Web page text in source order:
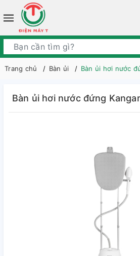
Trang chủ Bàn ủi Bàn ủi hơi nước
Bàn ủi hơi nước đứng